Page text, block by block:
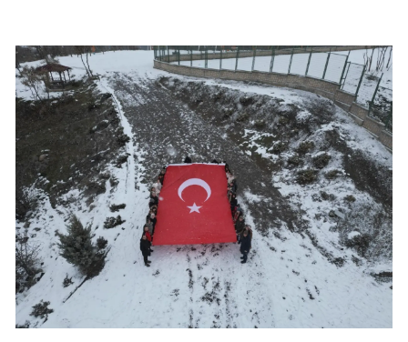
Kırıkkale
Batman
Şırnak
Bartın
Ardahan
Iğdır
Yalova
Karabük